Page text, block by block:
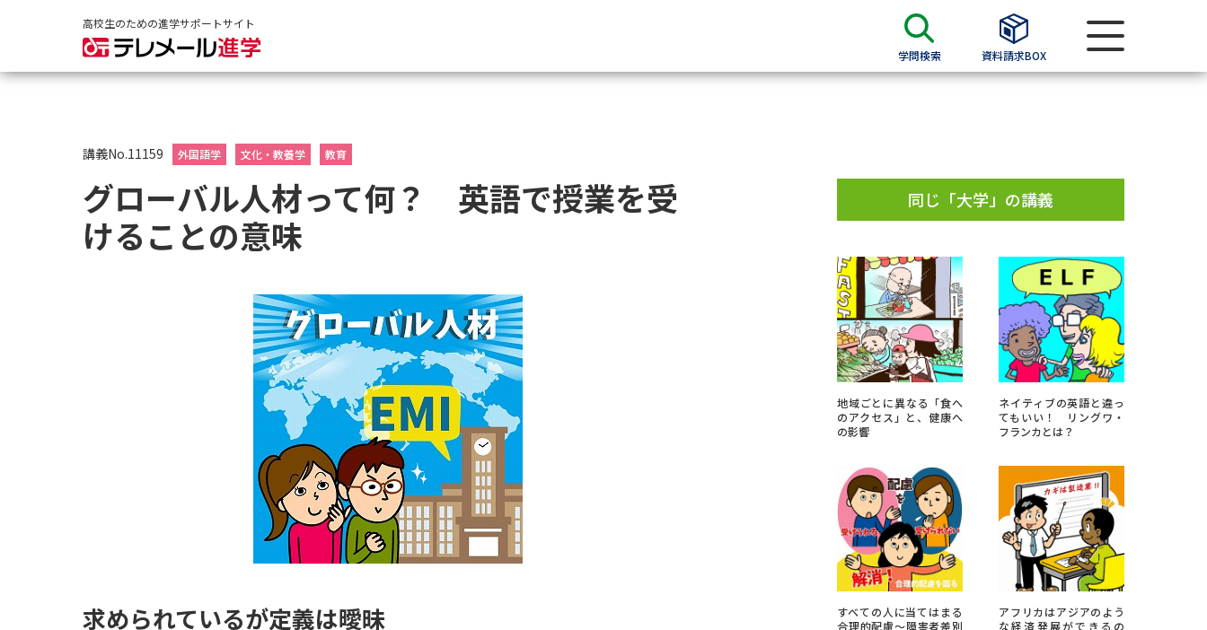
高校生のための進学サポートサイト
学問検索 資料請求BOX
大学・短大の資料種類から請求
大学パンフ
学部・学科パンフ
大学入学共通テスト利用選抜の募集要項＆願書
過去問題集
留学・進学関連、塾・予備校
大学入学共通テスト「受験上の配慮案内」の請求
高等学校卒業程度認定試験
小学校教員資格認定試験
大学検索
講義No.11159 外国語学 文化・教養学 教育
グローバル人材って何？ 英語で授業を受
けることの意味
求められているが定義は曖昧
同じ「大学」の講義
地域ごとに異なる「食へ
のアクセス」と、健康へ
の影響
ネイティブの英語と違っ
てもいい！ リングワ・
フランカとは？
すべての人に当てはまる
合理的配慮～障害者差別
アフリカはアジアのよう
な経済発展ができるの